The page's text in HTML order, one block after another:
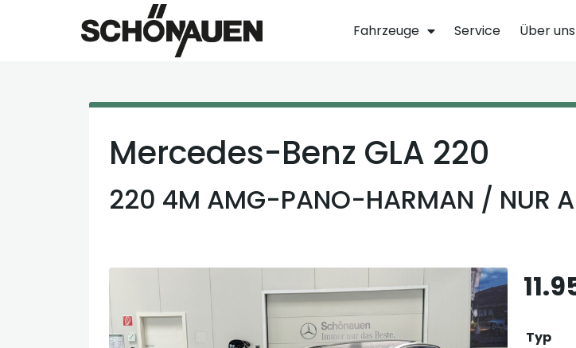
Fahrzeuge Service Über uns
Mercedes-Benz GLA 220
220 4M AMG-PANO-HARMAN / NUR
Typ